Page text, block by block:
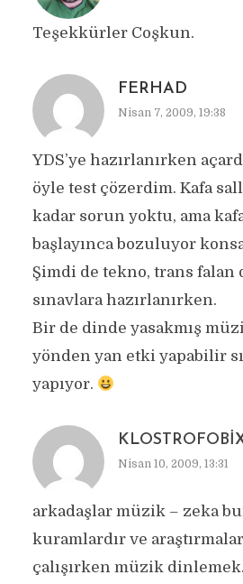
Teşekkürler Coşkun.
FERHAD
Nisan 7, 2009, 19:38
YDS’ye hazırlanırken
öyle test çözerdim. Kafa
kadar sorun yoktu, ama
başlayınca bozuluyor
Şimdi de tekno, trans
sınavlara hazırlanırken.
Bir de dinde yasakmış
yönden yan etki yapabilir
yapıyor.
Nisan 10, 2009, 13:31
arkadaşlar müzik – zeka
kuramlardır ve
çalışırken müzik